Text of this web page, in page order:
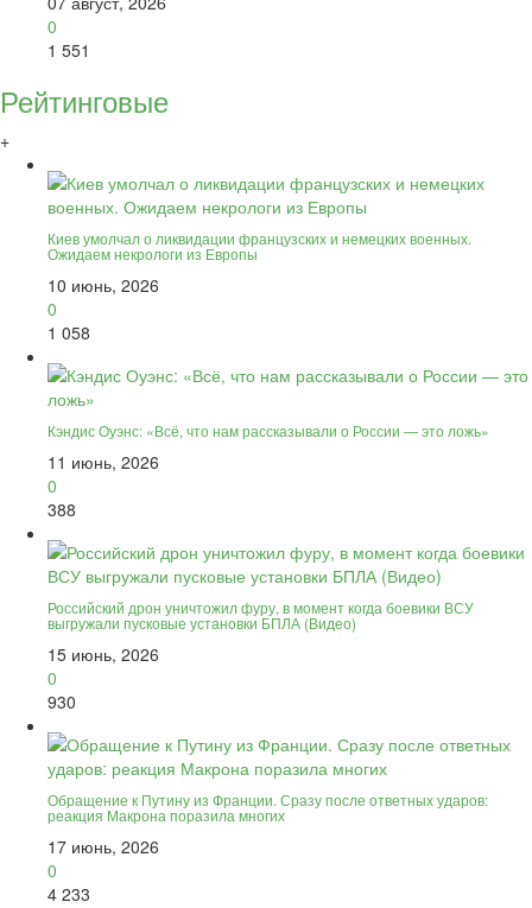
0
1 551
Рейтинговые
+
Киев умолчал о ликвидации французских и немецких военных.
Ожидаем некрологи из Европы
10 июнь, 2026
0
1 058
Кэндис Оуэнс: «Всё, что нам рассказывали о России — это ложь»
11 июнь, 2026
0
388
Российский дрон уничтожил фуру, в момент когда боевики ВСУ
выгружали пусковые установки БПЛА (Видео)
15 июнь, 2026
0
930
Обращение к Путину из Франции. Сразу после ответных ударов:
реакция Макрона поразила многих
17 июнь, 2026
0
4 233